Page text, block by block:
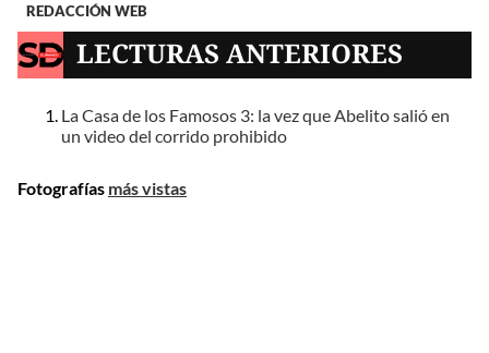
REDACCIÓN WEB
LECTURAS ANTERIORES
La Casa de los Famosos 3: la vez que Abelito salió en
un video del corrido prohibido
Fotografías más vistas